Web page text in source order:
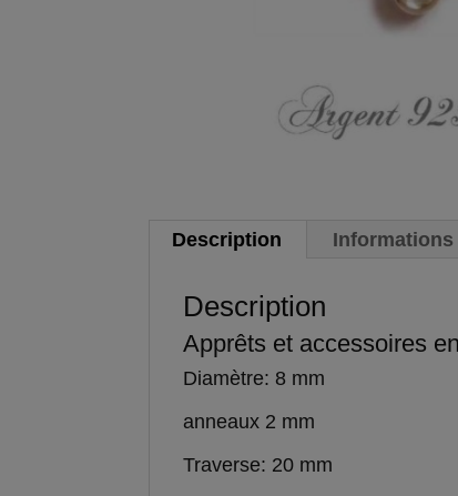
Description
Description
Apprêts et accessoires
Diamètre: 8 mm
anneaux 2 mm
Traverse: 20 mm